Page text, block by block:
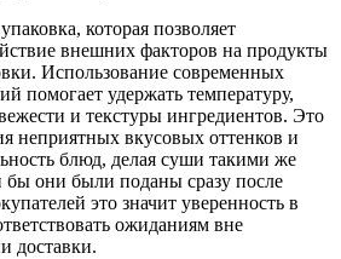
которая позволяет
внешних факторов на продукты
Использование современных
помогает удержать температуру,
и текстуры ингредиентов. Это
неприятных вкусовых оттенков и
блюд, делая суши такими же
бы они были поданы сразу после
это значит уверенность в
ожиданиям вне
доставки.